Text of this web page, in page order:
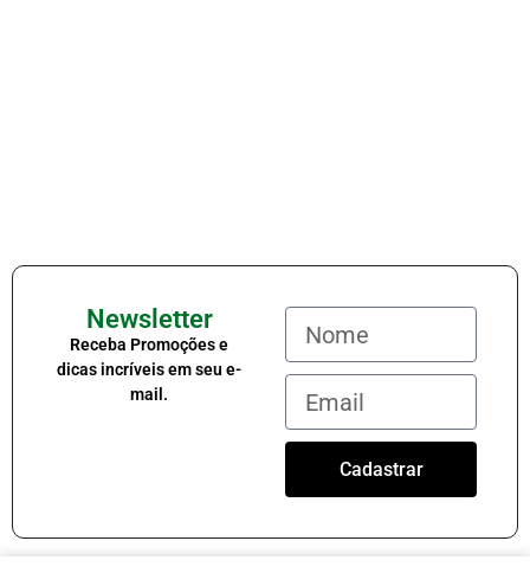
Newsletter
Receba Promoções e
dicas incríveis em seu e-
mail.
Cadastrar